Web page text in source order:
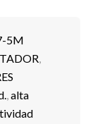
5M
,
,alta